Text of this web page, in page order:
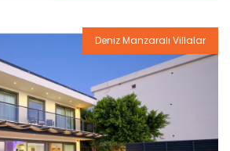
Rezervasyon
Deniz Manzaralı Villalar